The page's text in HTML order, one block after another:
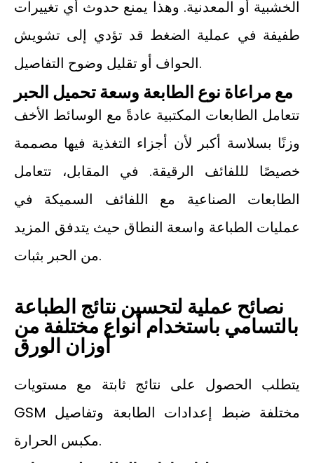
الخشبية أو المعدنية. وهذا يمنع حدوث أي تغييرات
طفيفة في عملية الضغط قد تؤدي إلى تشويش
الحواف أو تقليل وضوح التفاصيل.
مع مراعاة نوع الطابعة وسعة تحميل الحبر
تتعامل الطابعات المكتبية عادةً مع الوسائط الأخف
وزنًا بسلاسة أكبر لأن أجزاء التغذية فيها مصممة
خصيصًا لللفائف الرقيقة. في المقابل، تتعامل
الطابعات الصناعية مع اللفائف السميكة في
عمليات الطباعة واسعة النطاق حيث يتدفق المزيد
من الحبر بثبات.
نصائح عملية لتحسين نتائج الطباعة
بالتسامي باستخدام أنواع مختلفة من
أوزان الورق
يتطلب الحصول على نتائج ثابتة مع مستويات
GSM مختلفة ضبط إعدادات الطابعة وتفاصيل
مكبس الحرارة.